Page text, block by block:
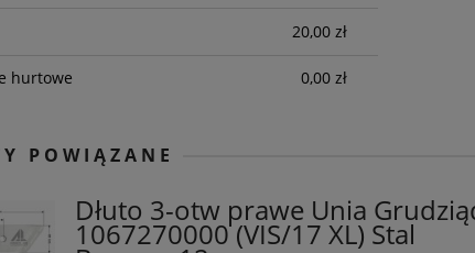
20,00 zł
hurtowe 0,00 zł
POWIĄZANE
Dłuto 3-otw prawe Unia
1067270000 (VIS/17 XL) Stal